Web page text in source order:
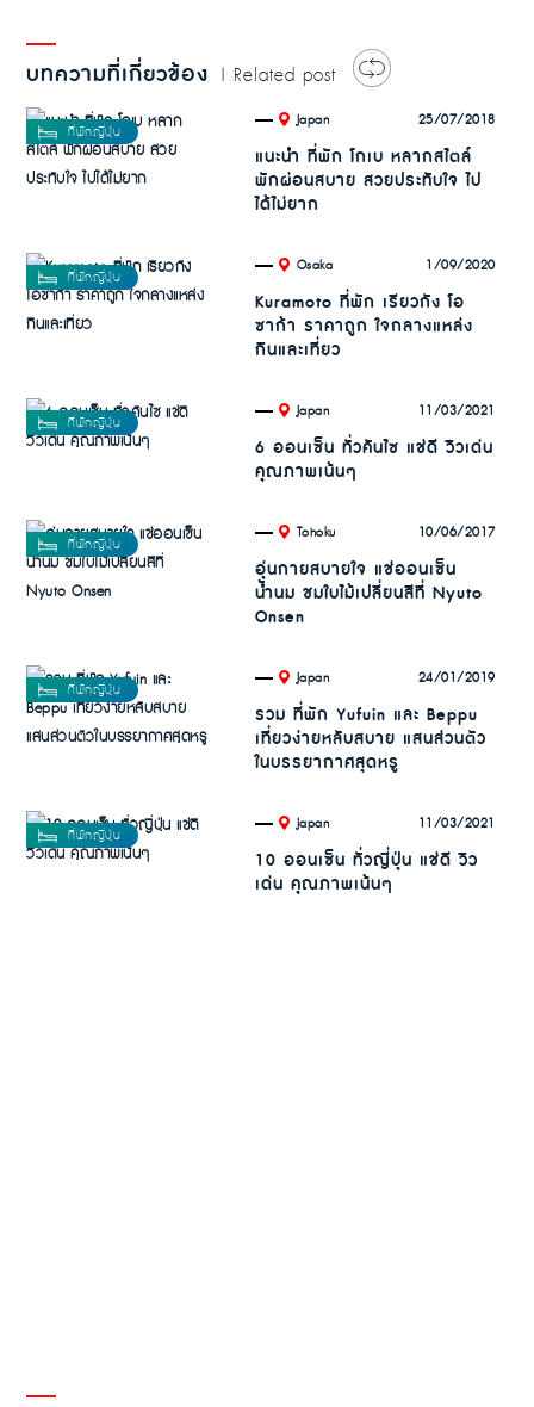
บทความที่เกี่ยวข้อง | Related post
. Japan 25/07/2018
แนะนำ ที่พัก โกเบ หลากสไตล์
พักผ่อนสบาย สวยประทับใจ ไป
ได้ไม่ยาก
. Osaka 1/09/2020
Kuramoto ที่พัก เรียวกัง โอ
ซาก้า ราคาถูก ใจกลางแหล่ง
กินและเที่ยว
. Japan 11/03/2021
6 ออนเซ็น ทั่วคันไซ แช่ดี วิวเด่น
คุณภาพเน้นๆ
. Tohoku 10/06/2017
อุ่นกายสบายใจ แช่ออนเซ็น
น้ำนม ชมใบไม้เปลี่ยนสีที่ Nyuto
Onsen
. Japan 24/01/2019
รวม ที่พัก Yufuin และ Beppu
เที่ยวง่ายหลับสบาย แสนส่วนตัว
ในบรรยากาศสุดหรู
. Japan 11/03/2021
10 ออนเซ็น ทั่วญี่ปุ่น แช่ดี วิว
เด่น คุณภาพเน้นๆ